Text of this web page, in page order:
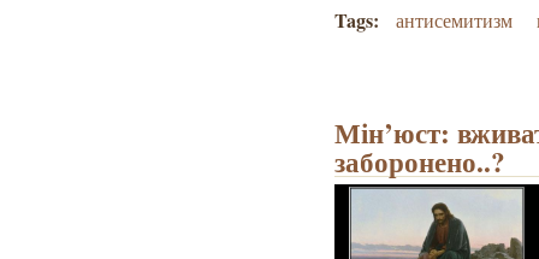
Tags: антисемитизм
Мін’юст:
заборонено..?